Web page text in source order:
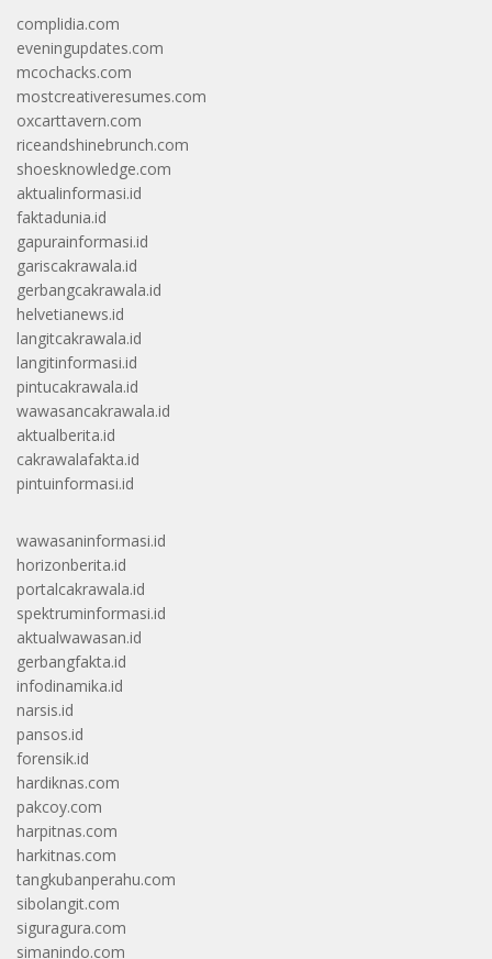
complidia.com
eveningupdates.com
mcochacks.com
mostcreativeresumes.com
oxcarttavern.com
riceandshinebrunch.com
shoesknowledge.com
aktualinformasi.id
faktadunia.id
gapurainformasi.id
gariscakrawala.id
gerbangcakrawala.id
helvetianews.id
langitcakrawala.id
langitinformasi.id
pintucakrawala.id
wawasancakrawala.id
aktualberita.id
cakrawalafakta.id
pintuinformasi.id
wawasaninformasi.id
horizonberita.id
portalcakrawala.id
spektruminformasi.id
aktualwawasan.id
gerbangfakta.id
infodinamika.id
narsis.id
pansos.id
forensik.id
hardiknas.com
pakcoy.com
harpitnas.com
harkitnas.com
tangkubanperahu.com
sibolangit.com
siguragura.com
simanindo.com